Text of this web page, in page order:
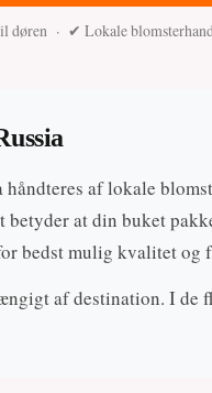
døren · ✔ Lokale
af lokale
at din buket
bedst mulig kvalitet og
af destination. I de